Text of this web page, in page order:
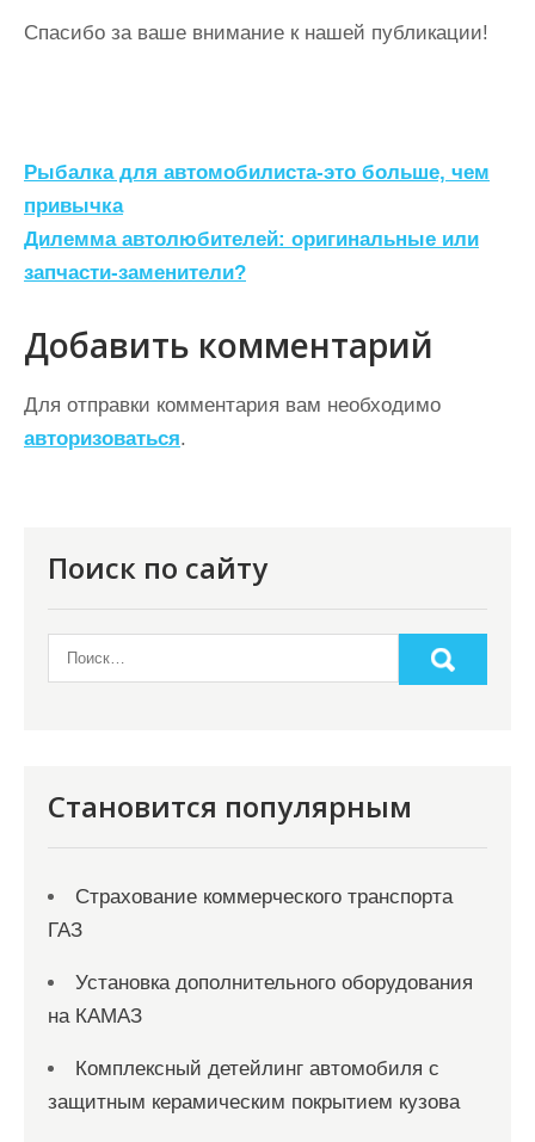
Спасибо за ваше внимание к нашей публикации!
Н
а
в
и
г
а
ц
и
м
Рыбалка для автомобилиста-это больше, чем
привычка
Дилемма автолюбителей: оригинальные или
запчасти-заменители?
Добавить комментарий
Для отправки комментария вам необходимо
авторизоваться.
Поиск по сайту
Становится популярным
Страхование коммерческого транспорта
ГАЗ
Установка дополнительного оборудования
на КАМАЗ
Комплексный детейлинг автомобиля с
защитным керамическим покрытием кузова